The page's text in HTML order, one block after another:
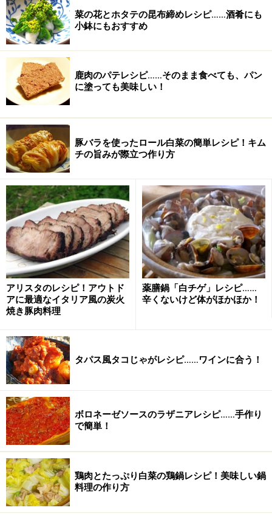
トマト水煮缶
塩 小さじ1
こしょう 適宜
砂糖
水
サラダ油
ローリエ 1枚
カラメル 大さじ2
■
野菜たっぷりビーフシチューの作り方・手
順
■作り方
1 弱火でじっくり炒める。
菜の花とホタテの昆布締めレシピ……酒肴にも
小鉢にもおすすめ
鹿肉のパテレシピ……そのまま食べても、パン
に塗っても美味しい！
豚バラを使ったロール白菜の簡単レシピ！キム
チの旨みが際立つ作り方
アリスタのレシピ！アウトド
アに最適なイタリア風の炭火
焼き豚肉料理
薬膳鍋「白チゲ」レシピ……
辛くないけど体がほかほか！
タパス風タコじゃがレシピ……ワインに合う！
ボロネーゼソースのラザニアレシピ……手作り
で簡単！
鶏肉とたっぷり白菜の鶏鍋レシピ！美味しい鍋
料理の作り方